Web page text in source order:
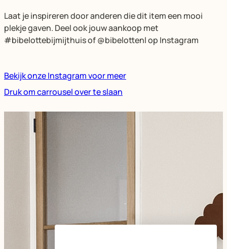
Laat je inspireren door anderen die dit item een mooi
plekje gaven. Deel ook jouw aankoop met
#bibelottebijmijthuis of @bibelottenl op Instagram
Bekijk onze Instagram voor meer
Druk om carrousel over te slaan